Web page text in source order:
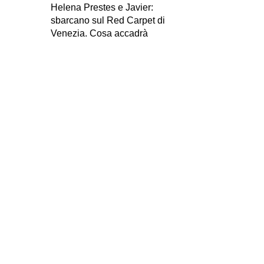
Helena Prestes e Javier:
sbarcano sul Red Carpet di
Venezia. Cosa accadrà